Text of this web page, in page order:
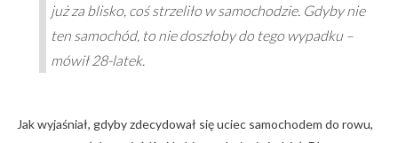
już za blisko, coś strzeliło w samochodzie. Gdyby nie
ten samochód, to nie doszłoby do tego wypadku –
mówił 28-latek.
Jak wyjaśniał, gdyby zdecydował się uciec samochodem do rowu,